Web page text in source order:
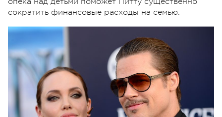
сократить финансовые расходы на семью.